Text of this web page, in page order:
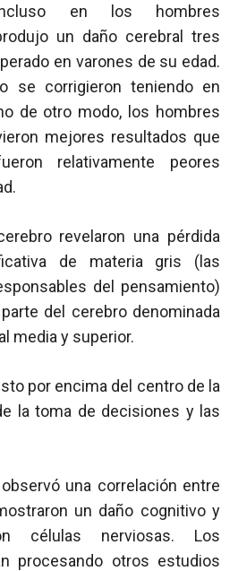
en los hombres
un daño cerebral tres
en varones de su edad.
se corrigieron teniendo en
de otro modo, los hombres
mejores resultados que
relativamente peores
revelaron una pérdida
de materia gris (las
del pensamiento)
del cerebro denominada
media y superior.
por encima del centro de la
la toma de decisiones y las
una correlación entre
un daño cognitivo y
células nerviosas. Los
procesando otros estudios